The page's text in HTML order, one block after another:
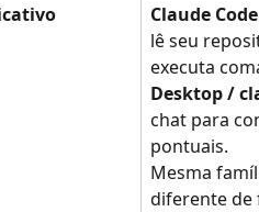
Claude
lê seu
executa
Desktop /
chat para
pontuais.
Mesma
diferente de